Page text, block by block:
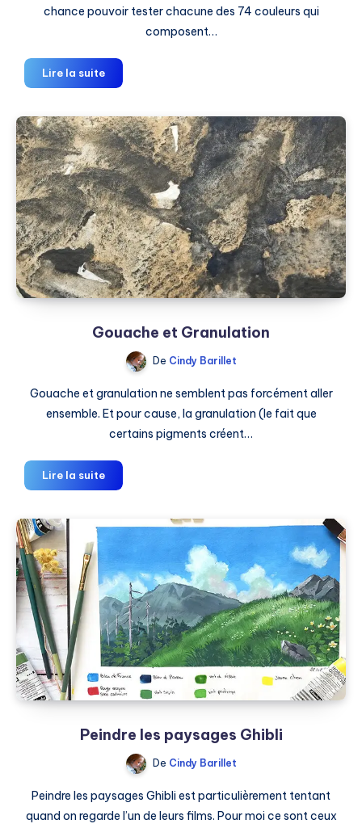
chance pouvoir tester chacune des 74 couleurs qui
composent…
Lire la suiteGouache
Daniel
:
Mon
avis
Gouache et Granulation
De Cindy Barillet
Gouache et granulation ne semblent pas forcément aller
ensemble. Et pour cause, la granulation (le fait que
certains pigments créent…
Lire la suiteGouache
et
Peindre les paysages Ghibli
De Cindy Barillet
Peindre les paysages Ghibli est particulièrement tentant
quand on regarde l’un de leurs films. Pour moi ce sont ceux